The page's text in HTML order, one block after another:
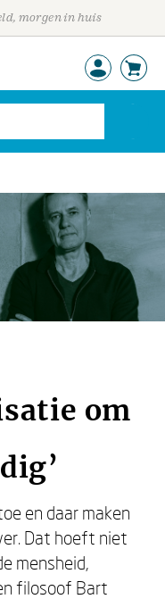
morgen in huis
om
en daar maken
Dat hoeft niet
mensheid,
filosoof Bart